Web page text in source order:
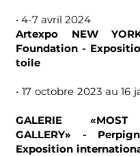
• 4-7 avril
Artexpo NEW
Foundation -
toile
• 17 octobre 2023 au 16
GALERIE «MOST
GALLERY» -
Exposition